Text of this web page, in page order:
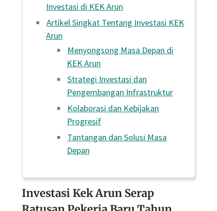
Investasi di KEK Arun
Artikel Singkat Tentang Investasi KEK
Arun
Menyongsong Masa Depan di
KEK Arun
Strategi Investasi dan
Pengembangan Infrastruktur
Kolaborasi dan Kebijakan
Progresif
Tantangan dan Solusi Masa
Depan
Investasi Kek Arun Serap